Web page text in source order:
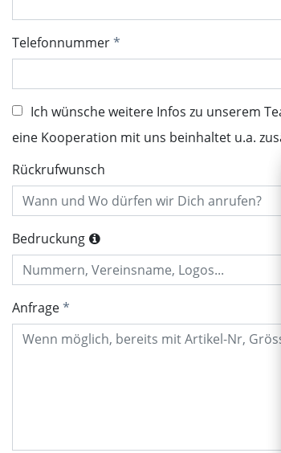
Telefonnummer
Ich wünsche weitere Infos zu unserem
eine Kooperation mit uns beinhaltet u.a.
Rückrufwunsch
Bedruckung
Anfrage